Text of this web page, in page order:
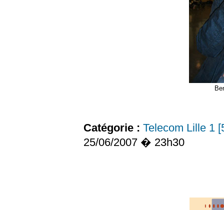
Catégorie : Telecom Lille 1
25/06/2007 � 23h30